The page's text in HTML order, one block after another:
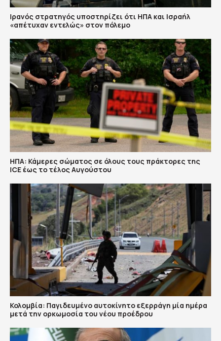
Ιρανός στρατηγός υποστηρίζει ότι ΗΠΑ και Ισραήλ
«απέτυχαν εντελώς» στον πόλεμο
ΗΠΑ: Κάμερες σώματος σε όλους τους πράκτορες της
ICE έως το τέλος Αυγούστου
Κολομβία: Παγιδευμένο αυτοκίνητο εξερράγη μία ημέρα
μετά την ορκωμοσία του νέου προέδρου